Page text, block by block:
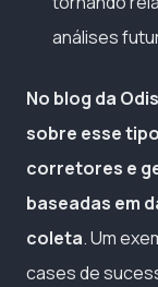
análises
No blog da
sobre esse
corretores e
baseadas em
coleta. Um
cases de